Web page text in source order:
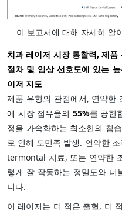
이 보고서에 대해 자세히 알
치과 레이저 시장 통찰력, 제
절차 및 임상 선호도에 있는
이저 지도
제품 유형의 관점에서, 연약한
에 시장 점유율의 55%를 공헌
정을 가속화하는 최소한의 침
로 인해 도민족 발생. 연약한
termontal 치료, 또는 연약한
렇게 잘 작동하는 정밀도와 더
니다.
이 레이저는 더 적은 출혈, 더